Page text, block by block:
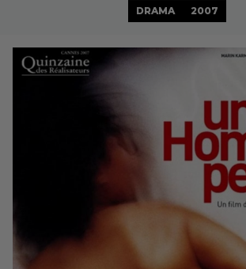
DRAMA 2007